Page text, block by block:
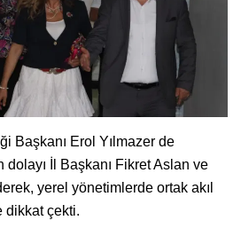
Başkanı Erol Yılmazer de
İl Başkanı Fikret Aslan ve
yerel yönetimlerde ortak akıl
dikkat çekti.